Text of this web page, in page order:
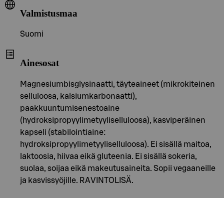
Valmistusmaa
Suomi
Ainesosat
Magnesiumbisglysinaatti, täyteaineet (mikrokiteinen
selluloosa, kalsiumkarbonaatti),
paakkuuntumisenestoaine
(hydroksipropyylimetyyliselluloosa), kasviperäinen
kapseli (stabilointiaine:
hydroksipropyylimetyyliselluloosa). Ei sisällä maitoa,
laktoosia, hiivaa eikä gluteenia. Ei sisällä sokeria,
suolaa, soijaa eikä makeutusaineita. Sopii vegaaneille
ja kasvissyöjille. RAVINTOLISÄ.